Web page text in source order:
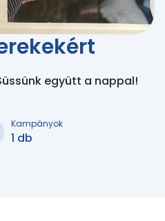
együtt a nappal!
Kampányok
1 db